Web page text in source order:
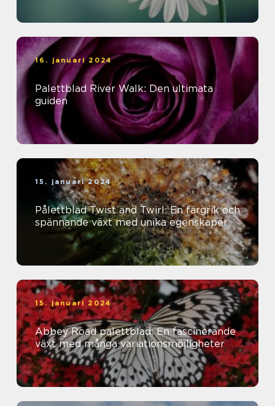
16. januari 2024
Palettblad River Walk: Den ultimata
guiden
15. januari 2024
Pålettblad Twist and Twirl: En färgrik och
spännande växt med unika egenskaper
15. januari 2024
Abbey Road palettblad: En fascinerande
växt med många variationsmöjligheter